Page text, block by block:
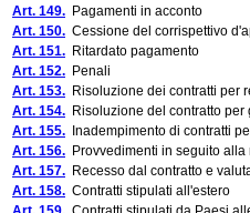
Art. 149. Pagamenti in acconto
Art. 150. Cessione del corrispettivo
Art. 151. Ritardato pagamento
Art. 152. Penali
Art. 153. Risoluzione dei contratti per
Art. 154. Risoluzione del contratto
Art. 155. Inadempimento di contratti
Art. 156. Provvedimenti in seguito
Art. 157. Recesso dal contratto e
Art. 158. Contratti stipulati all'estero